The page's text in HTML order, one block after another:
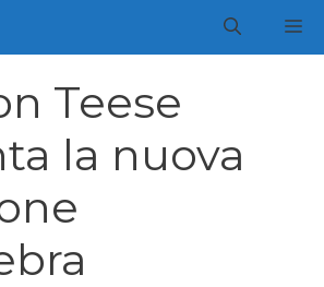
Teese
la nuova